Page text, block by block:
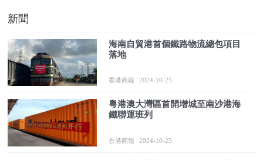
新聞
海南自貿港首個鐵路物流總包項目
落地
香港商報 2024-10-25
粵港澳大灣區首開增城至南沙港海
鐵聯運班列
香港商報 2024-10-25